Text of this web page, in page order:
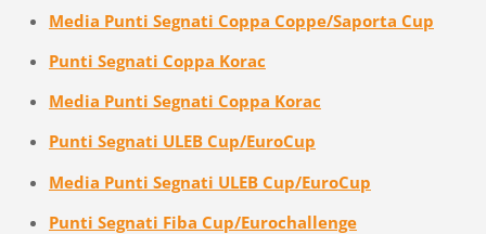
Media Punti Segnati Coppa Coppe/Saporta Cup
Punti Segnati Coppa Korac
Media Punti Segnati Coppa Korac
Punti Segnati ULEB Cup/EuroCup
Media Punti Segnati ULEB Cup/EuroCup
Punti Segnati Fiba Cup/Eurochallenge